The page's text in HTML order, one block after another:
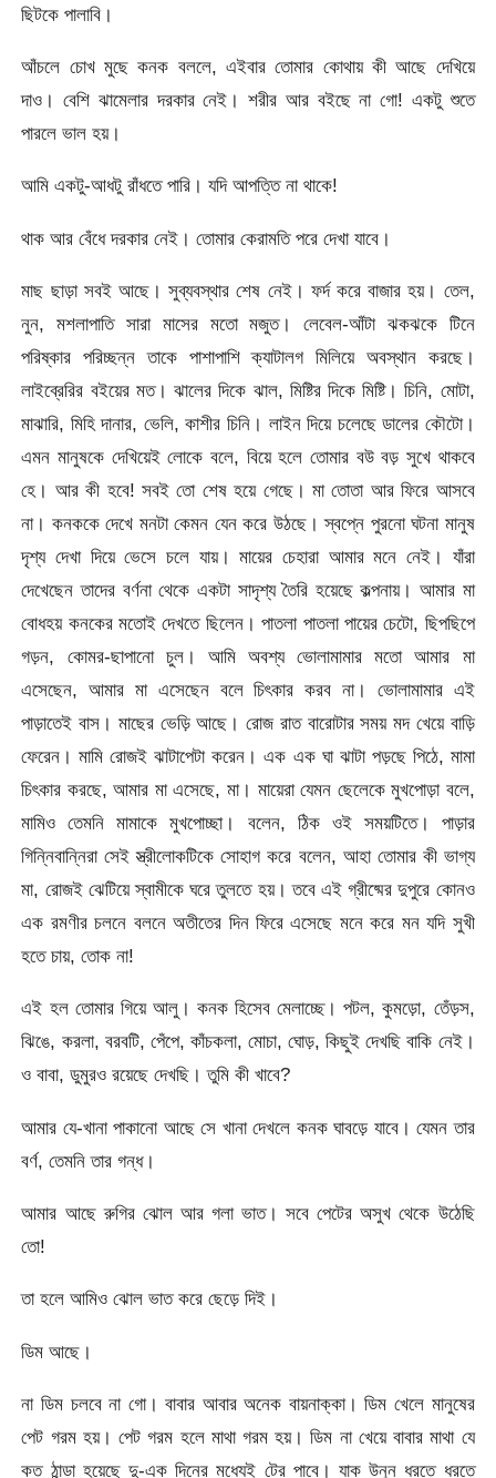
ছিটকে পালাবি।
আঁচলে চোখ মুছে কনক বললে, এইবার তোমার কোথায় কী আছে দেখিয়ে
দাও। বেশি ঝামেলার দরকার নেই। শরীর আর বইছে না গো! একটু শুতে
পারলে ভাল হয়।
আমি একটু-আধটু রাঁধতে পারি। যদি আপত্তি না থাকে!
থাক আর বেঁধে দরকার নেই। তোমার কেরামতি পরে দেখা যাবে।
মাছ ছাড়া সবই আছে। সুব্যবস্থার শেষ নেই। ফর্দ করে বাজার হয়। তেল,
নুন, মশলাপাতি সারা মাসের মতো মজুত। লেবেল-আঁটা ঝকঝকে টিনে
পরিষ্কার পরিচ্ছন্ন তাকে পাশাপাশি ক্যাটালগ মিলিয়ে অবস্থান করছে।
লাইব্রেরির বইয়ের মত। ঝালের দিকে ঝাল, মিষ্টির দিকে মিষ্টি। চিনি, মোটা,
মাঝারি, মিহি দানার, ভেলি, কাশীর চিনি। লাইন দিয়ে চলেছে ডালের কৌটো।
এমন মানুষকে দেখিয়েই লোকে বলে, বিয়ে হলে তোমার বউ বড় সুখে থাকবে
হে। আর কী হবে! সবই তো শেষ হয়ে গেছে। মা তোতা আর ফিরে আসবে
না। কনককে দেখে মনটা কেমন যেন করে উঠছে। স্বপ্নে পুরনো ঘটনা মানুষ
দৃশ্য দেখা দিয়ে ভেসে চলে যায়। মায়ের চেহারা আমার মনে নেই। যাঁরা
দেখেছেন তাদের বর্ণনা থেকে একটা সাদৃশ্য তৈরি হয়েছে কল্পনায়। আমার মা
বোধহয় কনকের মতোই দেখতে ছিলেন। পাতলা পাতলা পায়ের চেটো, ছিপছিপে
গড়ন, কোমর-ছাপানো চুল। আমি অবশ্য ভোলামামার মতো আমার মা
এসেছেন, আমার মা এসেছেন বলে চিৎকার করব না। ভোলামামার এই
পাড়াতেই বাস। মাছের ভেড়ি আছে। রোজ রাত বারোটার সময় মদ খেয়ে বাড়ি
ফেরেন। মামি রোজই ঝাটাপেটা করেন। এক এক ঘা ঝাটা পড়ছে পিঠে, মামা
চিৎকার করছে, আমার মা এসেছে, মা। মায়েরা যেমন ছেলেকে মুখপোড়া বলে,
মামিও তেমনি মামাকে মুখপোচ্ছা। বলেন, ঠিক ওই সময়টিতে। পাড়ার
গিন্নিবান্নিরা সেই স্ত্রীলোকটিকে সোহাগ করে বলেন, আহা তোমার কী ভাগ্য
মা, রোজই ঝেটিয়ে স্বামীকে ঘরে তুলতে হয়। তবে এই গ্রীষ্মের দুপুরে কোনও
এক রমণীর চলনে বলনে অতীতের দিন ফিরে এসেছে মনে করে মন যদি সুখী
হতে চায়, তোক না!
এই হল তোমার গিয়ে আলু। কনক হিসেব মেলাচ্ছে। পটল, কুমড়ো, তেঁড়স,
ঝিঙে, করলা, বরবটি, পেঁপে, কাঁচকলা, মোচা, ঘোড়, কিছুই দেখছি বাকি নেই।
ও বাবা, ডুমুরও রয়েছে দেখছি। তুমি কী খাবে?
আমার যে-খানা পাকানো আছে সে খানা দেখলে কনক ঘাবড়ে যাবে। যেমন তার
বর্ণ, তেমনি তার গন্ধ।
আমার আছে রুগির ঝোল আর গলা ভাত। সবে পেটের অসুখ থেকে উঠেছি
তো!
তা হলে আমিও ঝোল ভাত করে ছেড়ে দিই।
ডিম আছে।
না ডিম চলবে না গো। বাবার আবার অনেক বায়নাক্কা। ডিম খেলে মানুষের
পেট গরম হয়। পেট গরম হলে মাথা গরম হয়। ডিম না খেয়ে বাবার মাথা যে
কত ঠান্ডা হয়েছে দু-এক দিনের মধ্যেই টের পাবে। যাক উনুন ধরতে ধরতে